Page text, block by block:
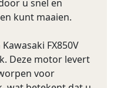
u snel en
kunt maaien.
FX850V
Deze motor levert
voor